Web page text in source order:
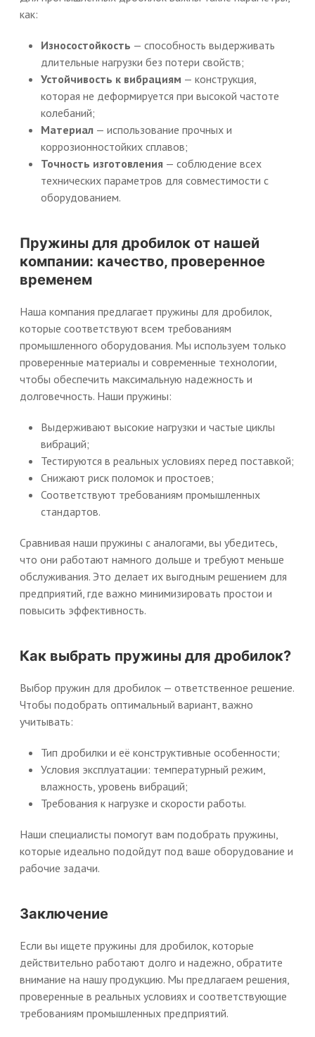
как:
Износостойкость — способность выдерживать
длительные нагрузки без потери свойств;
Устойчивость к вибрациям — конструкция,
которая не деформируется при высокой частоте
колебаний;
Материал — использование прочных и
коррозионностойких сплавов;
Точность изготовления — соблюдение всех
технических параметров для совместимости с
оборудованием.
Пружины для дробилок от нашей
компании: качество, проверенное
временем
Наша компания предлагает пружины для дробилок,
которые соответствуют всем требованиям
промышленного оборудования. Мы используем только
проверенные материалы и современные технологии,
чтобы обеспечить максимальную надежность и
долговечность. Наши пружины:
Выдерживают высокие нагрузки и частые циклы
вибраций;
Тестируются в реальных условиях перед поставкой;
Снижают риск поломок и простоев;
Соответствуют требованиям промышленных
стандартов.
Сравнивая наши пружины с аналогами, вы убедитесь,
что они работают намного дольше и требуют меньше
обслуживания. Это делает их выгодным решением для
предприятий, где важно минимизировать простои и
повысить эффективность.
Как выбрать пружины для дробилок?
Выбор пружин для дробилок — ответственное решение.
Чтобы подобрать оптимальный вариант, важно
учитывать:
Тип дробилки и её конструктивные особенности;
Условия эксплуатации: температурный режим,
влажность, уровень вибраций;
Требования к нагрузке и скорости работы.
Наши специалисты помогут вам подобрать пружины,
которые идеально подойдут под ваше оборудование и
рабочие задачи.
Заключение
Если вы ищете пружины для дробилок, которые
действительно работают долго и надежно, обратите
внимание на нашу продукцию. Мы предлагаем решения,
проверенные в реальных условиях и соответствующие
требованиям промышленных предприятий.